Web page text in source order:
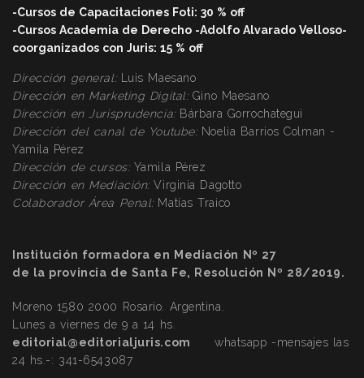
-Cursos de Capacitaciones Foti: 30 % off
-Cursos Academia de Derecho -Adolfo Alvarado Velloso-
coorganizados con Juris: 15 % off
Dirección general:Luis Maesano
Dirección en Marketing Digital:Gino Maesano
Dirección en Jurisprudencia:Bárbara Gorrochategui
Dirección del canal de Youtube: Noelia Barrios Colman -
Yamila Pérez
Dirección de cursos: Yamila Pérez
Dirección en Mediación:Virginia Dagotto
Colaborador Área Penal:Matías Traico
Institución formadora en Mediación Nº 27
de la provincia de Santa Fe, Resolución Nº 28/2019.
Moreno 1580 2000 Rosario. Argentina.
Lunes a viernes de 9 a 14 hs.
editorial@editorialjuris.com
whatsapp -mensajes las
24 hs.-: 341-6543087